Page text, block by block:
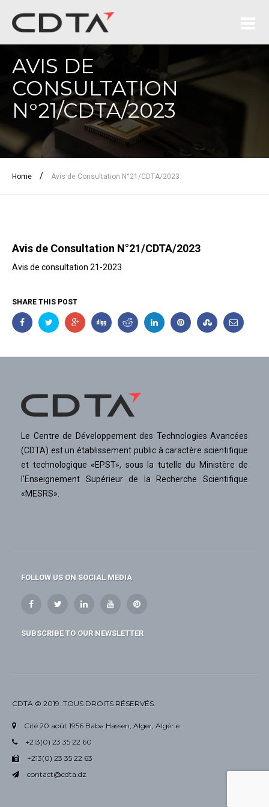
AVIS DE
CONSULTATION
N°21/CDTA/2023
Home / Avis de Consultation N°21/CDTA/2023
Avis de Consultation N°21/CDTA/2023
Avis de consultation 21-2023
SHARE THIS POST
Le Centre de Développement des Technologies Avancées
(CDTA) est un établissement public à caractère scientifique
et technologique «EPST», sous la tutelle du Ministère de
l'Enseignement Supérieur de la Recherche Scientifique
«MESRS».
FOLLOW US ON SOCIAL MEDIA
SUBSCRIBE TO OUR NEWSLETTER
CDTA © 2019. TOUS DROITS RÉSERVÉS.
Cité 20 août 1956 Baba Hassen, Alger, Algérie
+213(0) 23 35 22 60
+213(0) 23 35 22 63
contact@cdta.dz